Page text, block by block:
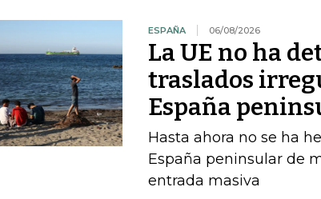
ESPAÑA 06/08/2026
La UE no ha
traslados
España
Hasta ahora no se ha
España peninsular de
entrada masiva